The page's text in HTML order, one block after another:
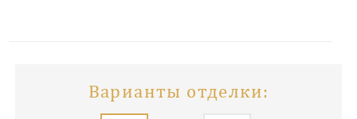
Варианты отделки: